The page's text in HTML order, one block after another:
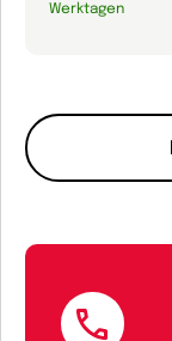
Werktagen